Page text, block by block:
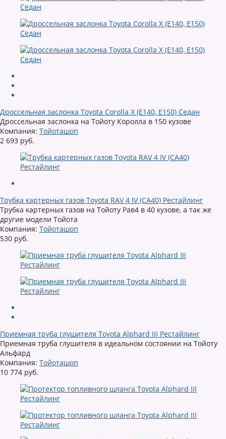
Дроссельная заслонка Toyota Corolla X (E140, E150) Седан
Дроссельная заслонка на Тойоту Королла в 150 кузове
Компания: Тойоташоп
2 693 руб.
Трубка картерных газов Toyota RAV 4 IV (CA40) Рестайлинг
Трубка картерных газов на Тойоту Рав4 в 40 кузове, а так же
другие модели Тойота
Компания: Тойоташоп
530 руб.
Приемная труба глушителя Toyota Alphard III Рестайлинг
Приемная труба глушителя в идеальном состоянии на Тойоту
Альфард
Компания: Тойоташоп
10 774 руб.